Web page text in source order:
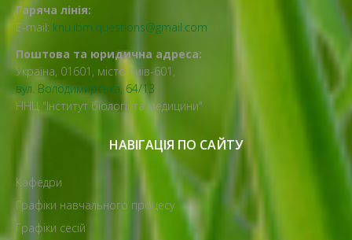
Гаряча лінія:
E-mail: knu.ibm.questions@gmail.com
Поштова та юридична адреса:
Україна, 01601, місто Київ-601,
вул. Володимирська, 64/13
ННЦ "Інститут біології та медицини"
НАВІГАЦІЯ ПО САЙТУ
Кафедри
Графіки навчального процесу
Графіки сесій